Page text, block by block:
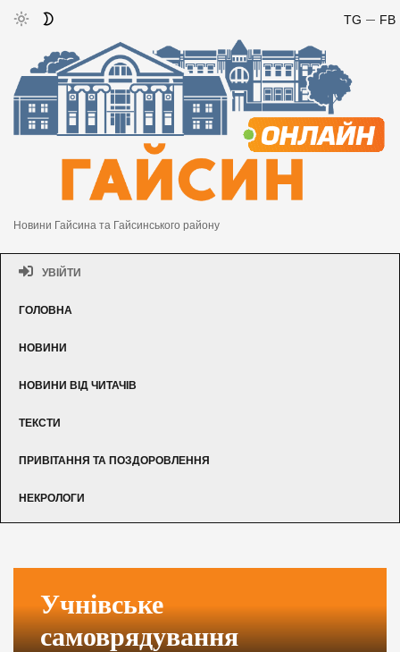
FB
TG
Новини Гайсина та Гайсинського району
УВІЙТИ
ГОЛОВНА
НОВИНИ
НОВИНИ ВІД ЧИТАЧІВ
ТЕКСТИ
ПРИВІТАННЯ ТА ПОЗДОРОВЛЕННЯ
НЕКРОЛОГИ
Учнівське
самоврядування